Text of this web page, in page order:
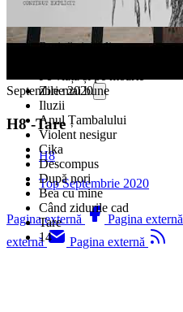
Rutină și analize
Zile mai bune
Iluzii
Anul Țambalului
Violent nesigur
Cika
Descompus
După nori
Bea cu mine
Când zidurile cad
Tare
14
Septembrie 2020
H8 -Tare
H8
Top Septembrie 2020
Pagina externă Pagina externă
externă
Pagina externă